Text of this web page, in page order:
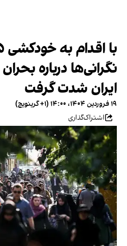
نگرانی‌ها درباره
ایران شدت گرفت
۱۹ فروردین ۱۴۰۴، ۱۴:۰۰ (‎+۱ گرینویچ)
اشتراک‌گذاری